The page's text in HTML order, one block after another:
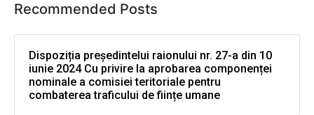
Recommended Posts
Dispoziția președintelui raionului nr. 27-a din 10
iunie 2024 Cu privire la aprobarea componenței
nominale a comisiei teritoriale pentru
combaterea traficului de ființe umane